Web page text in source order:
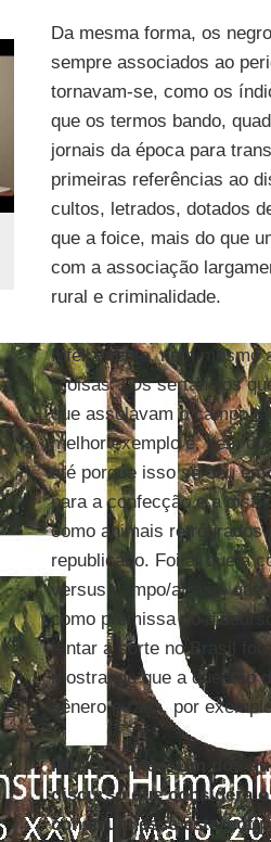
Da mesma forma, os
sempre associados ao
tornavam-se, como os
que os termos bando,
jornais da época para
primeiras referências ao
cultos, letrados, dotados
que a foice, mais do que
com a associação
rural e criminalidade.
Infelizmente, nem mesmo
“coisas”. Os sertanejos
que assolavam o campo
melhor exemplo é, sem
até porque isso se deu
para a confecção e a
como animais retrógrados
republicano. Foi aí que a
versus campo/atraso, que
como premissa do
tentar a sorte no Brasil
mostrando que a questão
gênero e raça, por
IHU On-Line – Um dos
discurso que considera
construiu esse